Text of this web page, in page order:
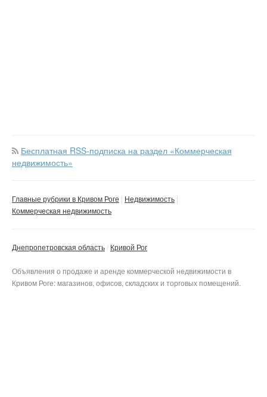
Бесплатная RSS-подписка на раздел «Коммерческая
недвижимость»
Главные рубрики в Кривом Роге
Недвижимость
Коммерческая недвижимость
Днепропетровская область Кривой Рог
Объявления о продаже и аренде коммерческой недвижимости в
Кривом Роге: магазинов, офисов, складских и торговых помещений.